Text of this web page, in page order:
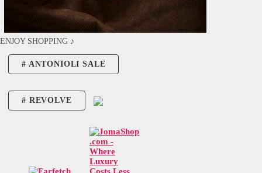
ENJOY SHOPPING ♪
ANTONIOLI SALE
REVOLVE